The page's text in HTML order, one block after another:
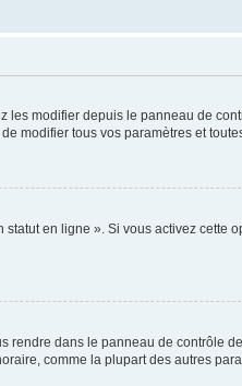
modifier depuis le panneau de
modifier tous vos paramètres et
en ligne ». Si vous activez cette
dans le panneau de contrôle
comme la plupart des autres